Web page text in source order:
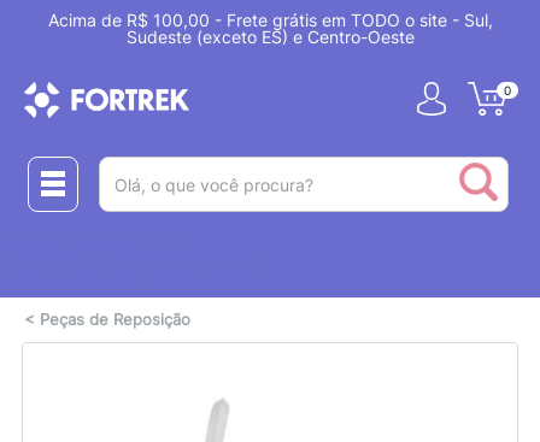
Acima de R$ 100,00 - Frete grátis em TODO o site - Sul,
Sudeste (exceto ES) e Centro-Oeste
0
< Peças de Reposição